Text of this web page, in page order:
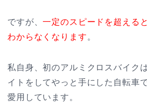
ですが、一定のスピードを超える
わからなくなります。
私自身、初のアルミクロスバイク
イトをしてやっと手にした自転車
愛用しています。